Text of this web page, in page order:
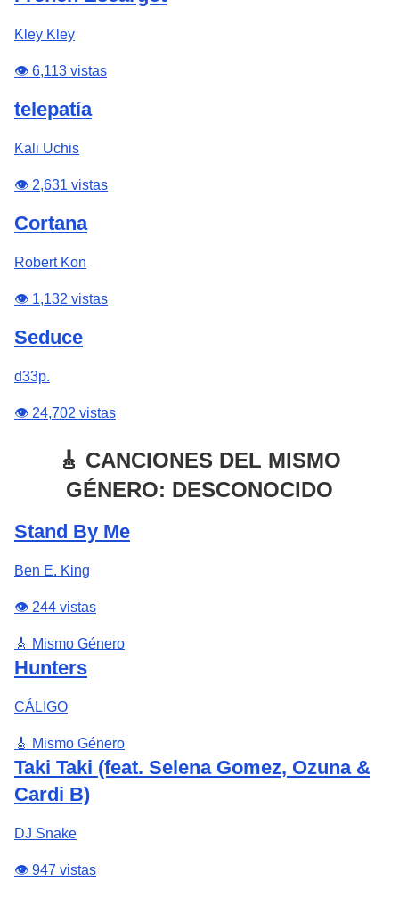
Kley Kley
👁️ 6,113 vistas
telepatía
Kali Uchis
👁️ 2,631 vistas
Cortana
Robert Kon
👁️ 1,132 vistas
Seduce
d33p.
👁️ 24,702 vistas
🎸 CANCIONES DEL MISMO
GÉNERO: DESCONOCIDO
Stand By Me
Ben E. King
👁️ 244 vistas
🎸 Mismo Género
Hunters
CÁLIGO
🎸 Mismo Género
Taki Taki (feat. Selena Gomez, Ozuna &
Cardi B)
DJ Snake
👁️ 947 vistas